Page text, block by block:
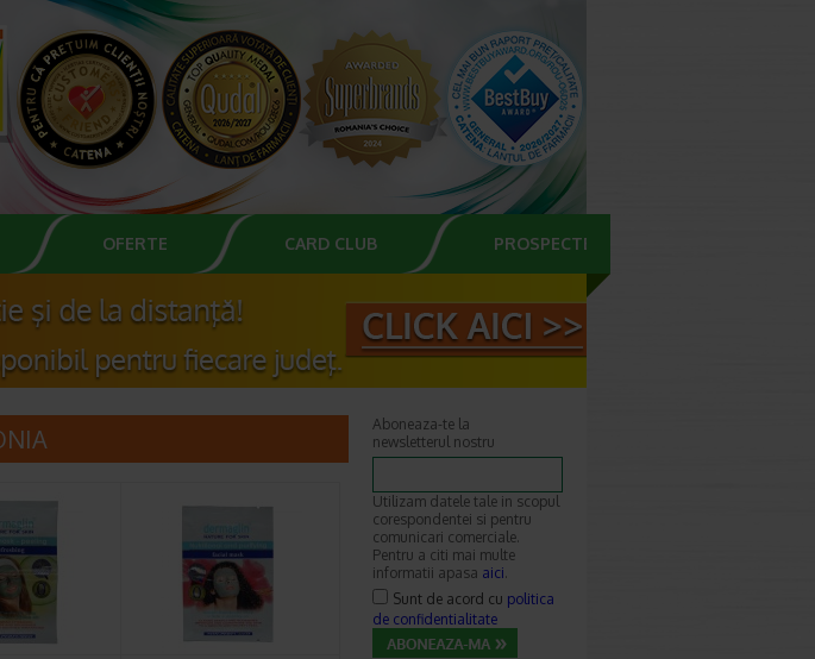
OFERTE CARD CLUB PROSPECTE
Aboneaza-te la
newsletterul nostru
Utilizam datele tale in scopul
corespondentei si pentru
comunicari comerciale.
Pentru a citi mai multe
informatii apasa aici.
Sunt de acord cu politica
de confidentialitate